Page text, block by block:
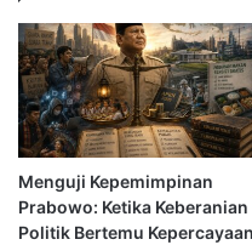
Menguji Kepemimpinan
Prabowo: Ketika Keberanian
Politik Bertemu Kepercayaan